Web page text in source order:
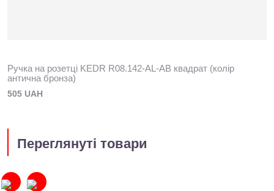
Ручка на розетці KEDR R08.142-AL-AB квадрат (колір
антична бронза)
505 UAH
Переглянуті товари